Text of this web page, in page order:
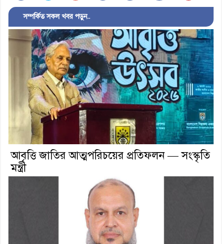
সম্পর্কিত সকল খবর পড়ুন..
আবৃত্তি জাতির আত্মপরিচয়ের প্রতিফলন — সংস্কৃতি
মন্ত্রী